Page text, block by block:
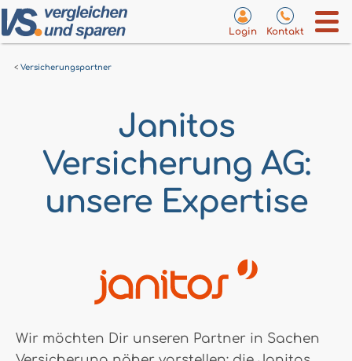
Login Kontakt
Versicherungspartner
Janitos
Versicherung AG:
unsere Expertise
Wir möchten Dir unseren Partner in Sachen